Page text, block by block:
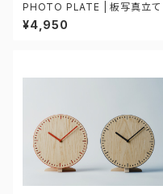
PHOTO PLATE | 板写真立て
¥4,950